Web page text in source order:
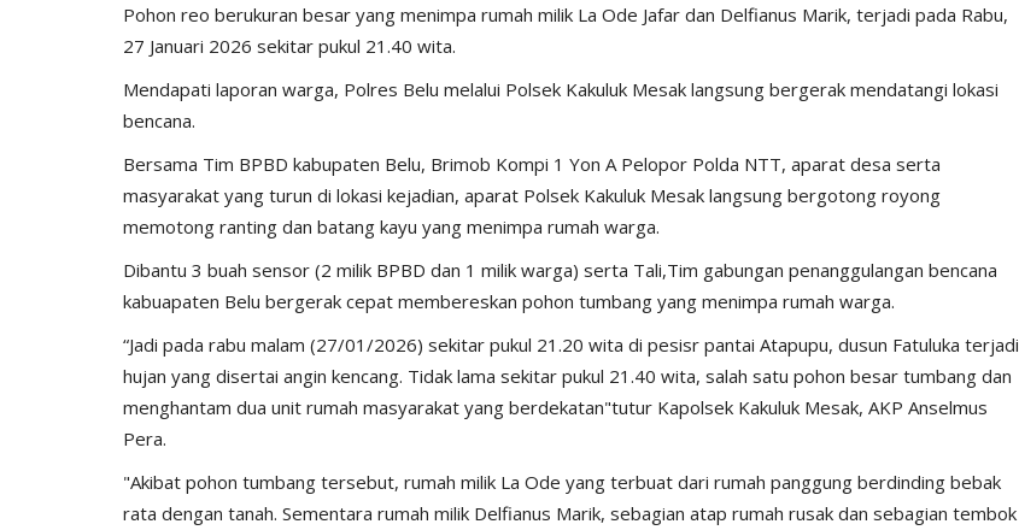
Pohon reo berukuran besar yang menimpa rumah milik La Ode Jafar dan Delfianus Marik, terjadi pada Rabu,
27 Januari 2026 sekitar pukul 21.40 wita.
Mendapati laporan warga, Polres Belu melalui Polsek Kakuluk Mesak langsung bergerak mendatangi lokasi
bencana.
Bersama Tim BPBD kabupaten Belu, Brimob Kompi 1 Yon A Pelopor Polda NTT, aparat desa serta
masyarakat yang turun di lokasi kejadian, aparat Polsek Kakuluk Mesak langsung bergotong royong
memotong ranting dan batang kayu yang menimpa rumah warga.
Dibantu 3 buah sensor (2 milik BPBD dan 1 milik warga) serta Tali,Tim gabungan penanggulangan bencana
kabuapaten Belu bergerak cepat membereskan pohon tumbang yang menimpa rumah warga.
“Jadi pada rabu malam (27/01/2026) sekitar pukul 21.20 wita di pesisr pantai Atapupu, dusun Fatuluka terjadi
hujan yang disertai angin kencang. Tidak lama sekitar pukul 21.40 wita, salah satu pohon besar tumbang dan
menghantam dua unit rumah masyarakat yang berdekatan"tutur Kapolsek Kakuluk Mesak, AKP Anselmus
Pera.
"Akibat pohon tumbang tersebut, rumah milik La Ode yang terbuat dari rumah panggung berdinding bebak
rata dengan tanah. Sementara rumah milik Delfianus Marik, sebagian atap rumah rusak dan sebagian tembok
Giat Ops BERITA POLISI